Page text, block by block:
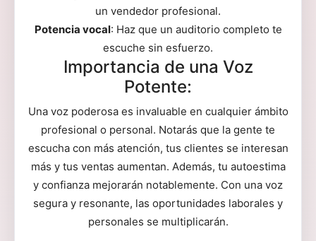
un vendedor profesional.
Potencia vocal: Haz que un auditorio completo te
escuche sin esfuerzo.
Importancia de una Voz
Potente:
Una voz poderosa es invaluable en cualquier ámbito
profesional o personal. Notarás que la gente te
escucha con más atención, tus clientes se interesan
más y tus ventas aumentan. Además, tu autoestima
y confianza mejorarán notablemente. Con una voz
segura y resonante, las oportunidades laborales y
personales se multiplicarán.